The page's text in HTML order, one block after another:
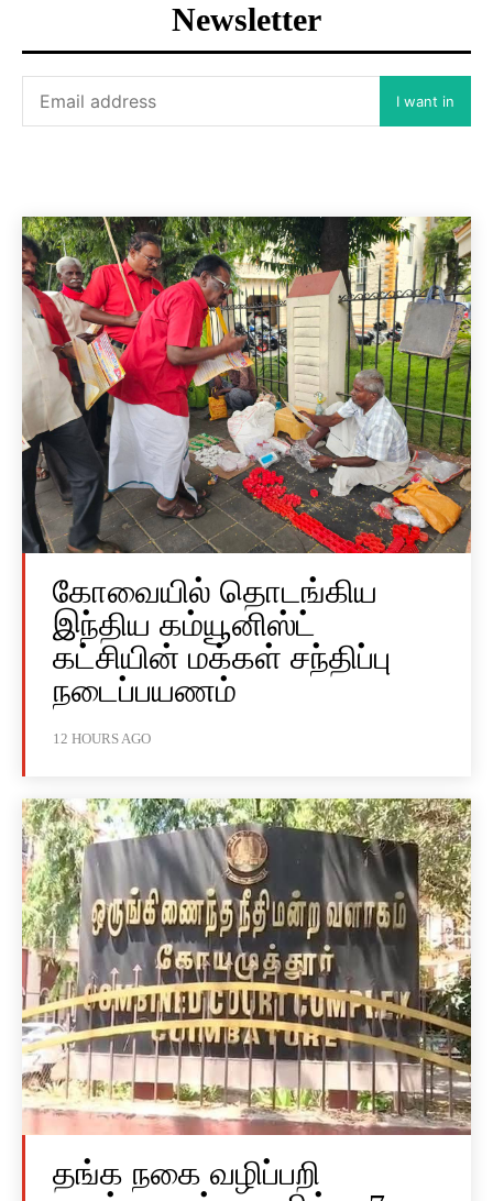
Newsletter
I want in
கோவையில் தொடங்கிய
இந்திய கம்யூனிஸ்ட்
கட்சியின் மக்கள் சந்திப்பு
நடைப்பயணம்
12 HOURS AGO
தங்க நகை வழிப்பறி